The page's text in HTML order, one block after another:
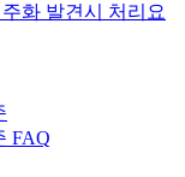
화 발견시 처리요
FAQ